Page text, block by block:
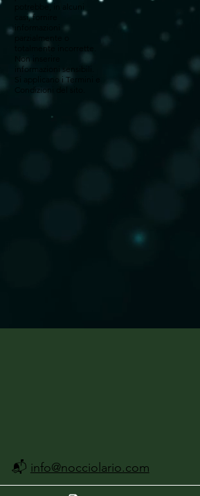
potrebbe, in alcuni
casi, fornire
totalmente incorrette.
Non inserire
informazioni sensibili.
Si applicano i Termini e
Condizioni del sito.
📬 info@nocciolario.com